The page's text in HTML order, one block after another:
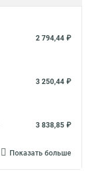
2 794,44 ₽
3 250,44 ₽
3 838,85 ₽
Показать больше